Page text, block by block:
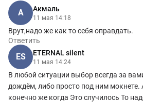
A Aкмаль
11 мая 14:18
Врут,надо же как то себя оправдать.
Ответить
ES ETERNAL silent
11 мая 14:24
В любой ситуации выбор всегда за
дождём, либо просто под ним мокнете.
конечно же когда Это случилось То